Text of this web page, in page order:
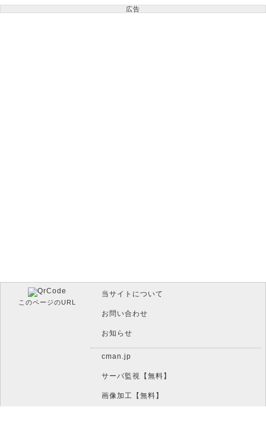
広告
このページのURL
当サイトについて
お問い合わせ
お知らせ
cman.jp
サーバ監視【無料】
画像加工【無料】